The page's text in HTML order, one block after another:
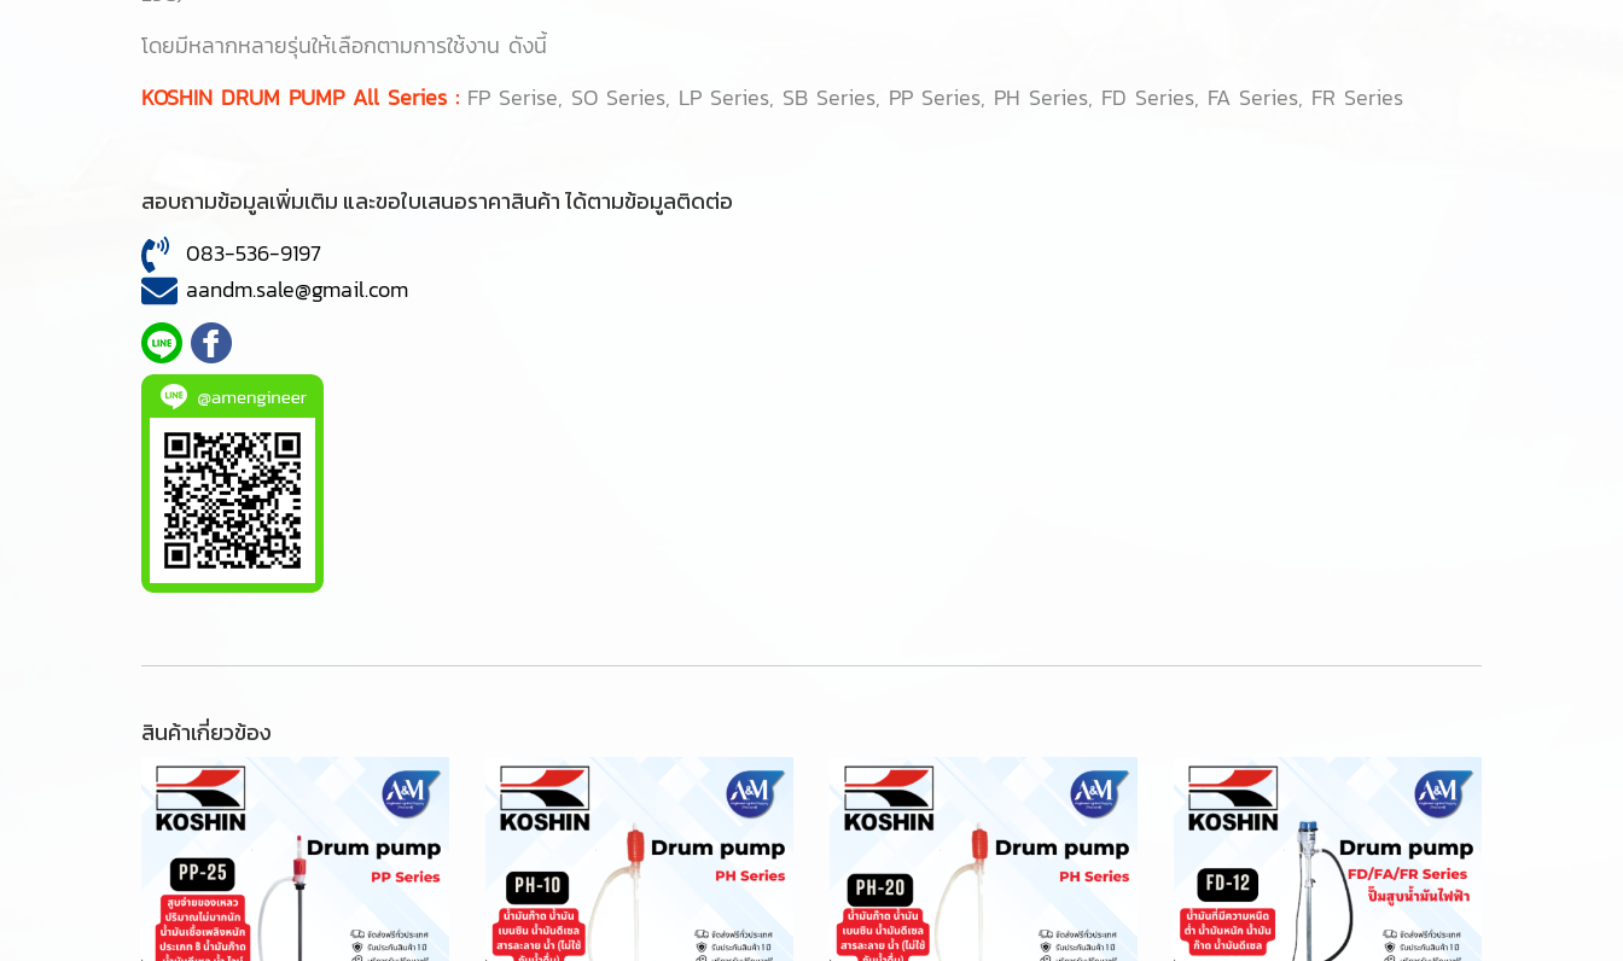
โดยมีหลากหลายรุ่นให้เลือกตามการใช้งาน ดังนี้
KOSHIN DRUM PUMP All Series : FP Serise, SO Series, LP Series, SB Series, PP Series, PH Series, FD Series, FA Series, FR Series
สอบถามข้อมูลเพิ่มเติม และขอใบเสนอราคาสินค้า ได้ตามข้อมูลติดต่อ
083-536-9197
aandm.sale@gmail.com
สินค้าเกี่ยวข้อง